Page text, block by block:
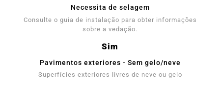
Necessita de selagem
Consulte o guia de instalação para obter informações
sobre a vedação.
Sim
Pavimentos exteriores - Sem gelo/neve
Superfícies exteriores livres de neve ou gelo